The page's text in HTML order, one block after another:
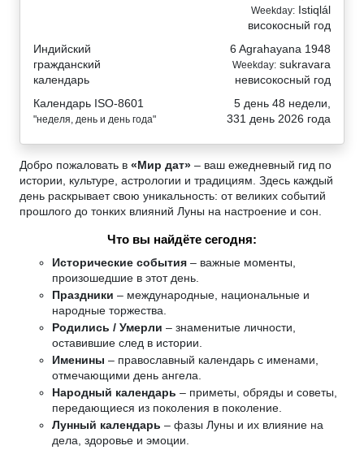
Weekday: Istiqlál
високосный год
Индийский
гражданский
календарь
6 Agrahayana 1948
Weekday: sukravara
невисокосный год
Календарь ISO-8601
"неделя, день и день года"
5 день 48 недели,
331 день 2026 года
Добро пожаловать в «Мир дат» – ваш ежедневный гид по
истории, культуре, астрологии и традициям. Здесь каждый
день раскрывает свою уникальность: от великих событий
прошлого до тонких влияний Луны на настроение и сон.
Что вы найдёте сегодня:
Исторические события – важные моменты,
произошедшие в этот день.
Праздники – международные, национальные и
народные торжества.
Родились / Умерли – знаменитые личности,
оставившие след в истории.
Именины – православный календарь с именами,
отмечающими день ангела.
Народный календарь – приметы, обряды и советы,
передающиеся из поколения в поколение.
Лунный календарь – фазы Луны и их влияние на
дела, здоровье и эмоции.